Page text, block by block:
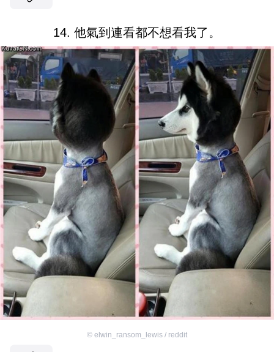
14. 他氣到連看都不想看我了。
© elwin_ransom_lewis / reddit